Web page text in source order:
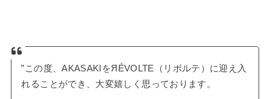
”この度、AKASAKIをЯÉVOLTE（リボルテ）に迎え入
れることができ、大変嬉しく思っております。